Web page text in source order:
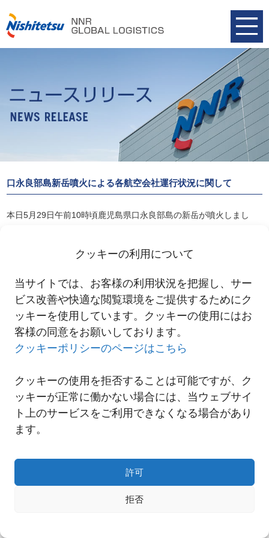
クッキーの利用について
当サイトでは、お客様の利用状況を把握し、サー
ビス改善や快適な閲覧環境をご提供するためにク
ッキーを使用しています。クッキーの使用にはお
客様の同意をお願いしております。
クッキーポリシーのページはこちら
クッキーの使用を拒否することは可能ですが、ク
ッキーが正常に働かない場合には、当ウェブサイ
ト上のサービスをご利用できなくなる場合があり
ます。
許可
拒否
口永良部島新岳噴火による各航空会社運行状況に関して
本日5月29日午前10時頃鹿児島県口永良部島の新岳が噴火しまし
はいない模様です。今後の火山活動、噴火の状況及び時間の経過と
ざいましたら、再度、ご案内申し上げます。